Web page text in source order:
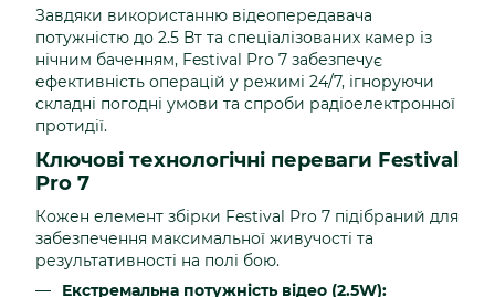
Завдяки використанню відеопередавача
потужністю до 2.5 Вт та спеціалізованих камер із
нічним баченням, Festival Pro 7 забезпечує
ефективність операцій у режимі 24/7, ігноруючи
складні погодні умови та спроби радіоелектронної
протидії.
Ключові технологічні переваги Festival
Pro 7
Кожен елемент збірки Festival Pro 7 підібраний для
забезпечення максимальної живучості та
результативності на полі бою.
Екстремальна потужність відео (2.5W):